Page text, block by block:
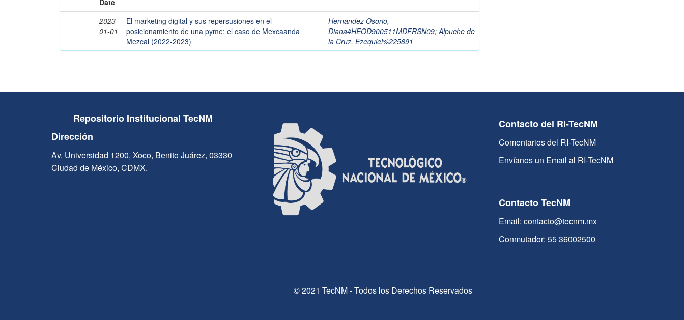
Date
2023-
01-01
El marketing digital y sus repersusiones en el
posicionamiento de una pyme: el caso de Mexcaanda
Mezcal (2022-2023)
Hernandez Osorio,
Diana#HEOD900511MDFRSN09;Alpuche de
la Cruz, Ezequiel%225891
Repositorio Institucional TecNM
Dirección
Av. Universidad 1200, Xoco, Benito Juárez, 03330
Ciudad de México, CDMX.
Contacto del RI-TecNM
Comentarios del RI-TecNM
Envíanos un Email al RI-TecNM
Contacto TecNM
Email: contacto@tecnm.mx
Conmutador: 55 36002500
© 2021 TecNM - Todos los Derechos Reservados